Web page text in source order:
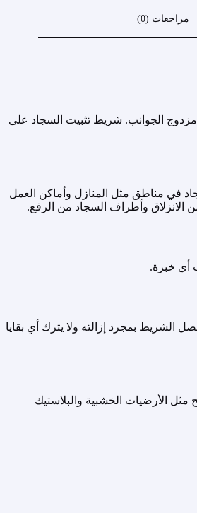
مراجعات (0)
الجوانب. شريط تثبيت السجاد على
في مناطق مثل المنازل وأماكن العمل
الانزلاق وأطراف السجاد من الرفع.
أي خبرة.
الشريط بمجرد إزالته ولا يترك أي بقايا
الأرضيات الخشبية والبلاستيك